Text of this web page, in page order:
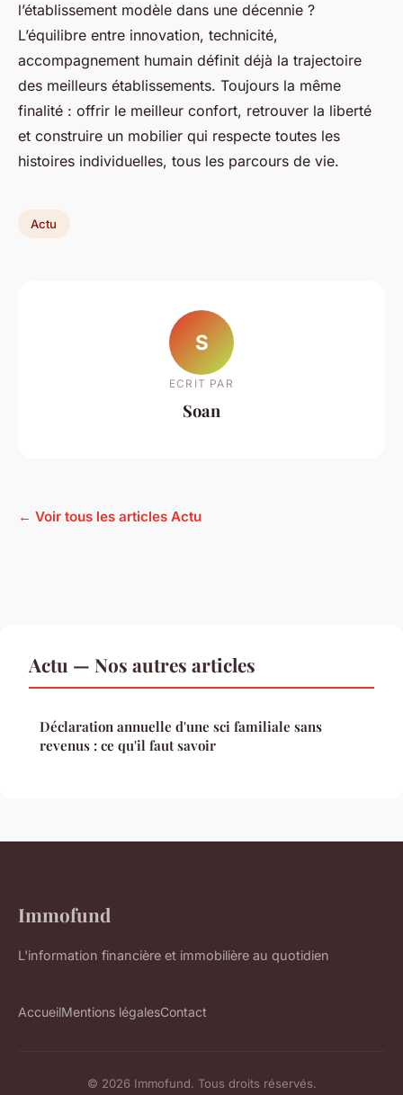
l’établissement modèle dans une décennie ?
L’équilibre entre innovation, technicité,
accompagnement humain définit déjà la trajectoire
des meilleurs établissements. Toujours la même
finalité : offrir le meilleur confort, retrouver la liberté
et construire un mobilier qui respecte toutes les
histoires individuelles, tous les parcours de vie.
Actu
S
ECRIT PAR
Soan
← Voir tous les articles Actu
Actu — Nos autres articles
Déclaration annuelle d'une sci familiale sans
revenus : ce qu'il faut savoir
Immofund
L'information financière et immobilière au quotidien
AccueilMentions légalesContact
© 2026 Immofund. Tous droits réservés.